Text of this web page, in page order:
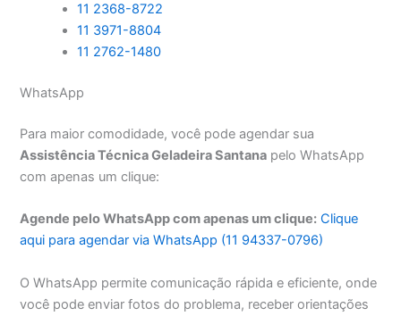
11 2368-8722
11 3971-8804
11 2762-1480
WhatsApp
Para maior comodidade, você pode agendar sua
Assistência Técnica Geladeira Santana pelo WhatsApp
com apenas um clique:
Agende pelo WhatsApp com apenas um clique: Clique
aqui para agendar via WhatsApp (11 94337-0796)
O WhatsApp permite comunicação rápida e eficiente, onde
você pode enviar fotos do problema, receber orientações